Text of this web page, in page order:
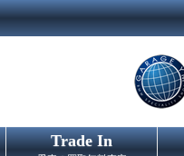
Trade In